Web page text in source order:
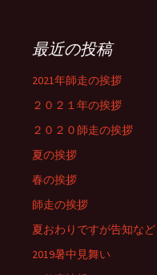
最近の投稿
2021年師走の挨拶
２０２１年の挨拶
２０２０師走の挨拶
夏の挨拶
春の挨拶
師走の挨拶
夏おわりですが告知など
2019暑中見舞い